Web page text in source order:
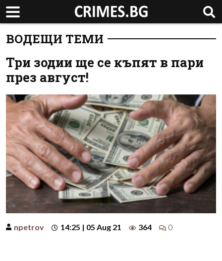
ВОДЕЩИ ТЕМИ
Три зодии ще се къпят в пари
през август!
npetrov 14:25 | 05 Aug 21 364 0